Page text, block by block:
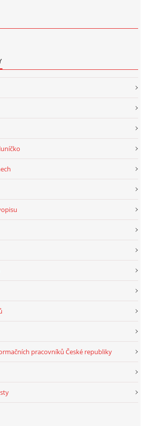
pracovníků České republiky